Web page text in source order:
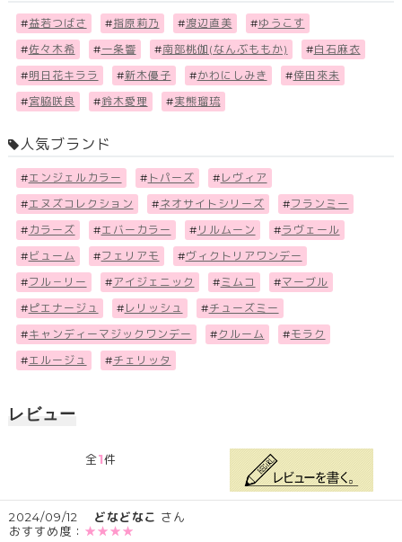
#益若つばさ #指原莉乃 #渡辺直美 #ゆうこす
#佐々木希 #一条響 #南部桃伽(なんぶももか) #白石麻衣
#明日花キララ #新木優子 #かわにしみき #倖田來未
#宮脇咲良 #鈴木愛理 #実熊瑠琉
人気ブランド
#エンジェルカラー # トパーズ # レヴィア
#エヌズコレクション #ネオサイトシリーズ #フランミー
# カラーズ #エバーカラー # リルムーン #ラヴェール
# ビューム #フェリアモ #ヴィクトリアワンデー
#フル－リー #アイジェニック #ミムコ #マーブル
# ピエナージュ # レリッシュ #チューズミー
#キャンディーマジックワンデー #クルーム #モラク
#エルージュ #チェリッタ
レビュー
全1件
2024/09/12 どなどなこ さん
おすすめ度： ★★★★